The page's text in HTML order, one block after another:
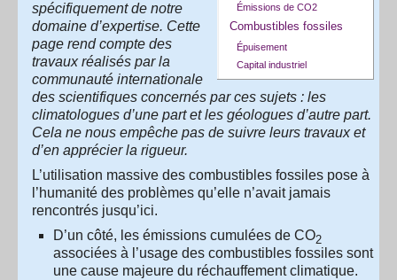
Émissions de CO2
Combustibles fossiles
Épuisement
Capital industriel
spécifiquement de notre
domaine d’expertise. Cette
page rend compte des
travaux réalisés par la
communauté internationale
des scientifiques concernés par ces sujets : les
climatologues d’une part et les géologues d’autre part.
Cela ne nous empêche pas de suivre leurs travaux et
d’en apprécier la rigueur.
L’utilisation massive des combustibles fossiles pose à
l’humanité des problèmes qu’elle n’avait jamais
rencontrés jusqu’ici.
D’un côté, les émissions cumulées de CO2
associées à l’usage des combustibles fossiles sont
une cause majeure du réchauffement climatique.